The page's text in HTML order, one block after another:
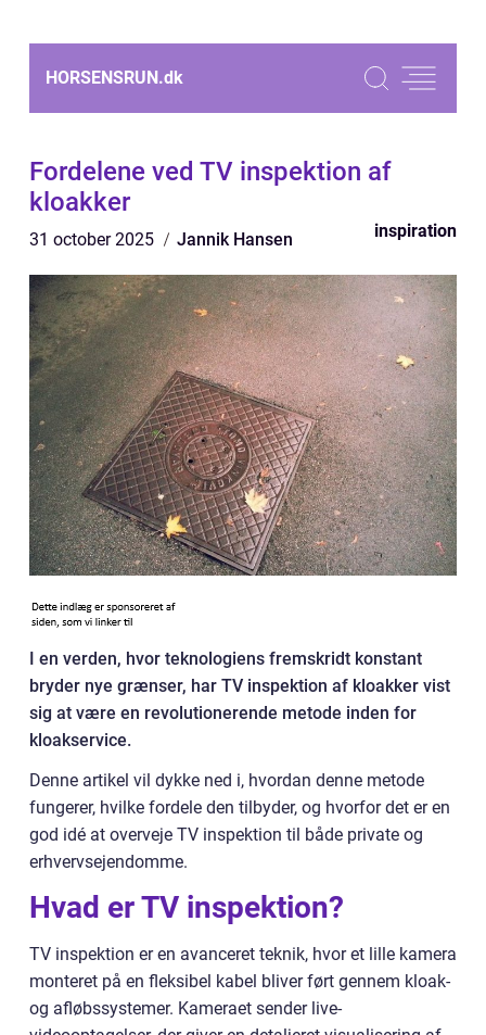
HORSENSRUN.dk
Fordelene ved TV inspektion af
kloakker
31 october 2025 Jannik Hansen inspiration
I en verden, hvor teknologiens fremskridt konstant
bryder nye grænser, har TV inspektion af kloakker vist
sig at være en revolutionerende metode inden for
kloakservice.
Denne artikel vil dykke ned i, hvordan denne metode
fungerer, hvilke fordele den tilbyder, og hvorfor det er en
god idé at overveje TV inspektion til både private og
erhvervsejendomme.
Hvad er TV inspektion?
TV inspektion er en avanceret teknik, hvor et lille kamera
monteret på en fleksibel kabel bliver ført gennem kloak-
og afløbssystemer. Kameraet sender live-